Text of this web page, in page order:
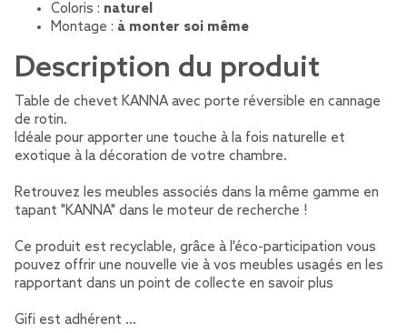
Coloris : naturel
Montage : à monter soi même
Description du produit
Table de chevet KANNA avec porte réversible en cannage
de rotin.
Idéale pour apporter une touche à la fois naturelle et
exotique à la décoration de votre chambre.
Retrouvez les meubles associés dans la même gamme en
tapant "KANNA" dans le moteur de recherche !
Ce produit est recyclable, grâce à l'éco-participation vous
pouvez offrir une nouvelle vie à vos meubles usagés en les
rapportant dans un point de collecte en savoir plus
Gifi est adhérent …